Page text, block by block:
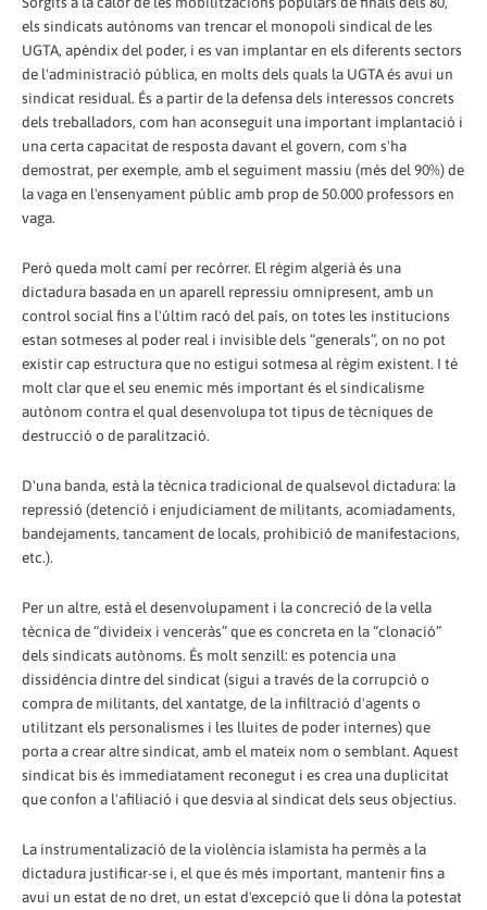
els sindicats autònoms van trencar el monopoli sindical de les
UGTA, apèndix del poder, i es van implantar en els diferents sectors
de l'administració pública, en molts dels quals la UGTA és avui un
sindicat residual. És a partir de la defensa dels interessos concrets
dels treballadors, com han aconseguit una important implantació i
una certa capacitat de resposta davant el govern, com s'ha
demostrat, per exemple, amb el seguiment massiu (més del 90%) de
la vaga en l'ensenyament públic amb prop de 50.000 professors en
vaga.
Però queda molt camí per recórrer. El règim algerià és una
dictadura basada en un aparell repressiu omnipresent, amb un
control social fins a l'últim racó del país, on totes les institucions
estan sotmeses al poder real i invisible dels “generals”, on no pot
existir cap estructura que no estigui sotmesa al règim existent. I té
molt clar que el seu enemic més important és el sindicalisme
autònom contra el qual desenvolupa tot tipus de tècniques de
destrucció o de paralització.
D'una banda, està la tècnica tradicional de qualsevol dictadura: la
repressió (detenció i enjudiciament de militants, acomiadaments,
bandejaments, tancament de locals, prohibició de manifestacions,
etc.).
Per un altre, està el desenvolupament i la concreció de la vella
tècnica de “divideix i venceràs” que es concreta en la “clonació”
dels sindicats autònoms. És molt senzill: es potencia una
dissidència dintre del sindicat (sigui a través de la corrupció o
compra de militants, del xantatge, de la infiltració d'agents o
utilitzant els personalismes i les lluites de poder internes) que
porta a crear altre sindicat, amb el mateix nom o semblant. Aquest
sindicat bis és immediatament reconegut i es crea una duplicitat
que confon a l'afiliació i que desvia al sindicat dels seus objectius.
La instrumentalizació de la violència islamista ha permès a la
dictadura justificar-se i, el que és més important, mantenir fins a
avui un estat de no dret, un estat d'excepció que li dóna la potestat